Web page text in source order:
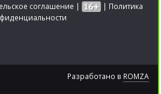
соглашение | | Политика
Разработано в ROMZA